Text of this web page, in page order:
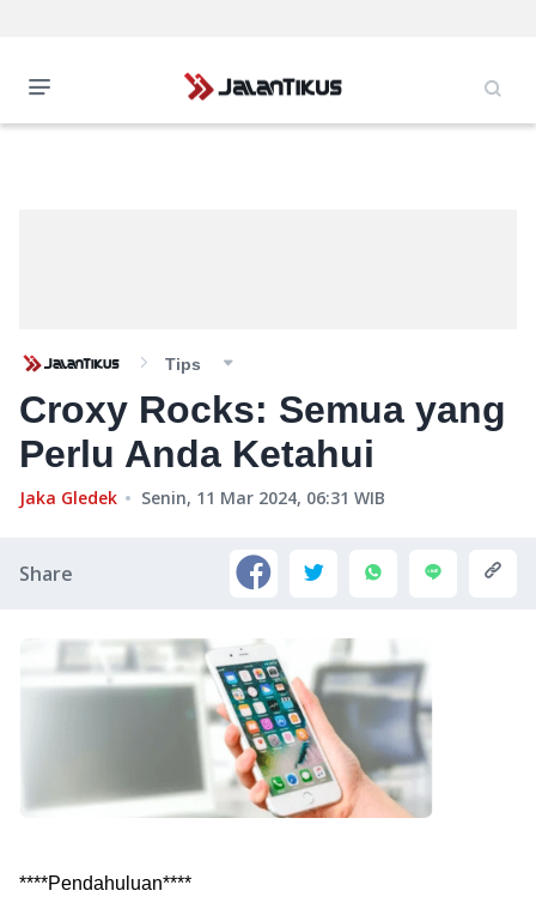
Tips
Croxy Rocks: Semua yang
Perlu Anda Ketahui
Jaka Gledek Senin, 11 Mar 2024, 06:31 WIB
Share
****Pendahuluan****